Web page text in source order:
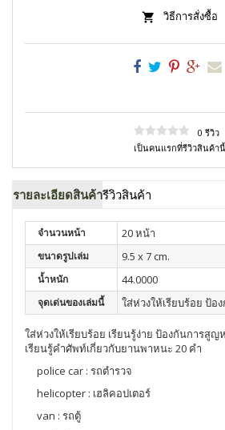
วิธีการสั่งซื้อ
0 รีวิว
เป็นคนแรกที่รีวิวสินค้านี้
รายละเอียดสินค้ารีวิวสินค้า
จำนวนหน้า 20 หน้า
ขนาดรูปเล่ม 9.5 x 7 cm.
น้ำหนัก 44.0000
จุดเด่นของเล่มนี้ ใส่ห่วงให้เรียบร้อย ป้
ใส่ห่วงให้เรียบร้อย เรียนรู้ง่าย ป้องกันการสูญ
เรียนรู้คำศัพท์เกี่ยวกับยานพาหนะ 20 คำ
police car : รถตำรวจ
helicopter : เฮลิคอปเตอร์
van : รถตู้